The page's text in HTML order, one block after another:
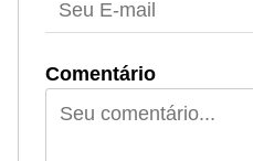
Comentário